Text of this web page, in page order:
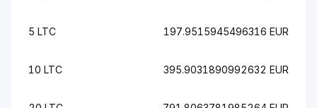
5 LTC 197.9515945496316 EUR
10 LTC 395.9031890992632 EUR